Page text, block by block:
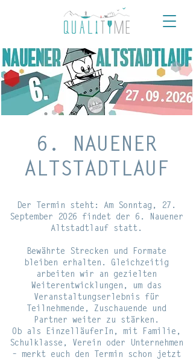
6. NAUENER
ALTSTADTLAUF
Der Termin steht: Am Sonntag, 27.
September 2026 findet der 6. Nauener
Altstadtlauf statt.
Bewährte Strecken und Formate
bleiben erhalten. Gleichzeitig
arbeiten wir an gezielten
Weiterentwicklungen, um das
Veranstaltungserlebnis für
Teilnehmende, Zuschauende und
Partner weiter zu stärken.
Ob als EinzelläuferIn, mit Familie,
Schulklasse, Verein oder Unternehmen
– merkt euch den Termin schon jetzt